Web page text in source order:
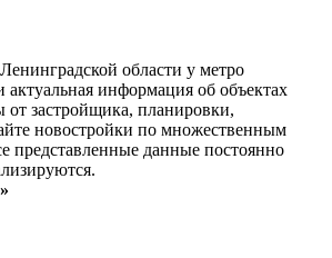
области у метро
информация об объектах
застройщика, планировки,
новостройки по множественным
представленные данные постоянно